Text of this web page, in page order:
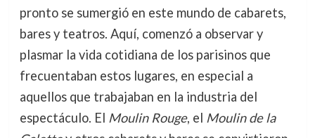
pronto se sumergió en este mundo de cabarets,
bares y teatros. Aquí, comenzó a observar y
plasmar la vida cotidiana de los parisinos que
frecuentaban estos lugares, en especial a
aquellos que trabajaban en la industria del
espectáculo. El Moulin Rouge, el Moulin de la